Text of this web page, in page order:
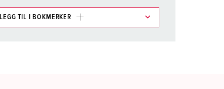
LEGG TIL I BOKMERKER